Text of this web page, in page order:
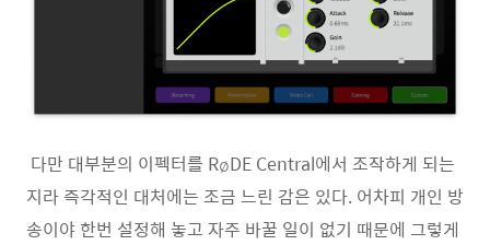
다만 대부분의 이펙터를 RøDE Central에서 조작하게 되는
지라 즉각적인 대처에는 조금 느린 감은 있다. 어차피 개인 방
송이야 한번 설정해 놓고 자주 바꿀 일이 없기 때문에 그렇게